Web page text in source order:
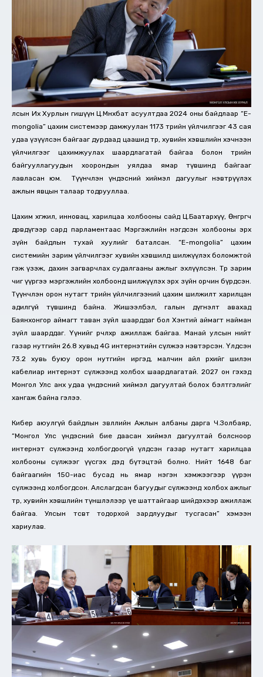
лсын Их Хурлын гишүүн Ц.Мөнхбат асуултдаа 2024 оны байдлаар “E-
mongolia” цахим системээр дамжуулан 1173 төрийн үйлчилгээг 43 сая
удаа үзүүлсэн байгааг дурдаад цаашид төр, хувийн хэвшлийн хэчнээн
үйлчилгээг цахимжуулах шаардлагатай байгаа болон төрийн
байгууллагуудын хоорондын уялдаа ямар түвшинд байгааг
лавласан юм. Түүнчлэн үндэсний хиймэл дагуулыг нэвтрүүлэх
ажлын явцын талаар тодрууллаа.
Цахим хөгжил, инновац, харилцаа холбооны сайд Ц.Баатархүү, Өнгөрөгч
дөрөвдүгээр сард парламентаас Мэргэжлийн нэгдсэн холбооны эрх
зүйн байдлын тухай хуулийг баталсан. “E-mongolia” цахим
системийн зарим үйлчилгээг хувийн хэвшилд шилжүүлэх боломжтой
гэж үзэж, дахин загварчлах судалгааны ажлыг эхлүүлсэн. Төр зарим
чиг үүргээ мэргэжлийн холбоонд шилжүүлэх эрх зүйн орчин бүрдсэн.
Түүнчлэн орон нутагт төрийн үйлчилгээний цахим шилжилт харилцан
адилгүй түвшинд байна. Жишээлбэл, галын дүгнэлт авахад
Баянхонгор аймагт таван зүйл шаарддаг бол Хэнтий аймагт найман
зүйл шаарддаг. Үүнийг өөрчлөхөөр ажиллаж байгаа. Манай улсын нийт
газар нутгийн 26.8 хувьд 4G интернэтийн сүлжээ нэвтэрсэн. Үлдсэн
73.2 хувь буюу орон нутгийн иргэд, малчин айл өрхийг шилэн
кабелиар интернэт сүлжээнд холбох шаардлагатай. 2027 он гэхэд
Монгол Улс анх удаа үндэсний хиймэл дагуултай болох бэлтгэлийг
хангаж байна гэлээ.
Кибер аюулгүй байдлын зөвлөлийн Ажлын албаны дарга Ч.Золбаяр,
“Монгол Улс үндэсний бие даасан хиймэл дагуултай болсноор
интернэт сүлжээнд холбогдоогүй үлдсэн газар нутагт харилцаа
холбооны сүлжээг үүсгэх дэд бүтэцтэй болно. Нийт 1648 баг
байгаагийн 150-иас бусад нь ямар нэгэн хэмжээгээр үүрэн
сүлжээнд холбогдсон. Алслагдсан багуудыг сүлжээнд холбох ажлыг
төр, хувийн хэвшлийн түншлэлээр үе шаттайгаар шийдэхээр ажиллаж
байгаа. Улсын төсөвт тодорхой зардлуудыг тусгасан” хэмээн
хариулав.